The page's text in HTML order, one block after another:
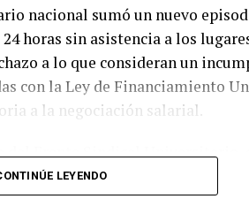
porque era el único
con sus obligaciones
padre Martín Reta, quien invitó
económicas. Durante su
esperanzada.
nacional sumó un nuevo
horas sin asistencia a los
a lo que consideran un
con la Ley de Financiamiento
a la negociación salarial.
del Frente Sindical Universitario,
Nacional (CIN) y de
LEYENDO